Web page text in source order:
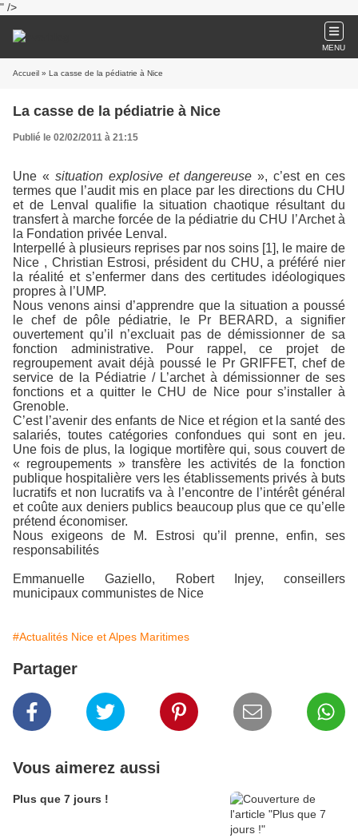
" />
MENU
Accueil » La casse de la pédiatrie à Nice
La casse de la pédiatrie à Nice
Publié le 02/02/2011 à 21:15
Une « situation explosive et dangereuse », c’est en ces
termes que l’audit mis en place par les directions du CHU
et de Lenval qualifie la situation chaotique résultant du
transfert à marche forcée de la pédiatrie du CHU l’Archet à
la Fondation privée Lenval.
Interpellé à plusieurs reprises par nos soins [1], le maire de
Nice , Christian Estrosi, président du CHU, a préféré nier
la réalité et s’enfermer dans des certitudes idéologiques
propres à l’UMP.
Nous venons ainsi d’apprendre que la situation a poussé
le chef de pôle pédiatrie, le Pr BERARD, a signifier
ouvertement qu’il n’excluait pas de démissionner de sa
fonction administrative. Pour rappel, ce projet de
regroupement avait déjà poussé le Pr GRIFFET, chef de
service de la Pédiatrie / L’archet à démissionner de ses
fonctions et a quitter le CHU de Nice pour s’installer à
Grenoble.
C’est l’avenir des enfants de Nice et région et la santé des
salariés, toutes catégories confondues qui sont en jeu.
Une fois de plus, la logique mortifère qui, sous couvert de
« regroupements » transfère les activités de la fonction
publique hospitalière vers les établissements privés à buts
lucratifs et non lucratifs va à l’encontre de l’intérêt général
et coûte aux deniers publics beaucoup plus que ce qu’elle
prétend économiser.
Nous exigeons de M. Estrosi qu’il prenne, enfin, ses
responsabilités
Emmanuelle Gaziello, Robert Injey, conseillers
municipaux communistes de Nice
#Actualités Nice et Alpes Maritimes
Partager
Vous aimerez aussi
Plus que 7 jours !